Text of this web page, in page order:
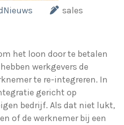
Nieuws
sales
het loon door te betalen
werkgevers de
te re-integreren. In
gericht op
bedrijf. Als dat niet lukt,
of de werknemer bij een